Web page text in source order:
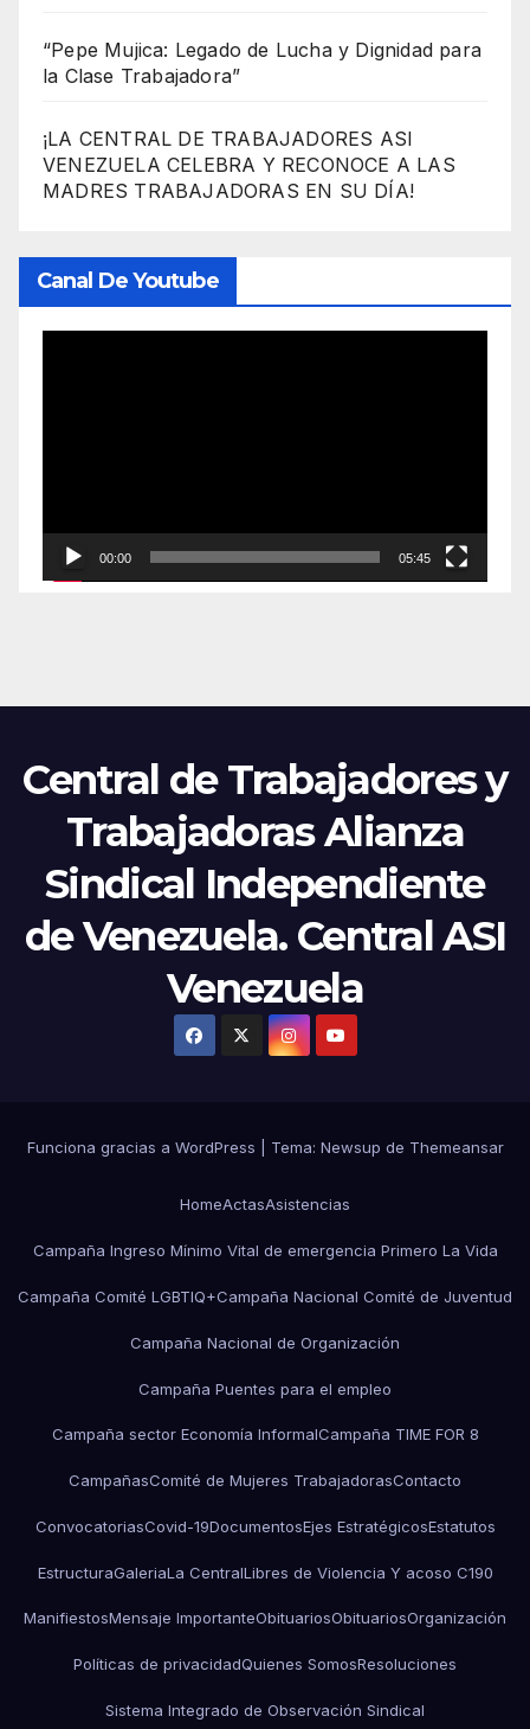
“Pepe Mujica: Legado de Lucha y Dignidad para
la Clase Trabajadora”
¡LA CENTRAL DE TRABAJADORES ASI
VENEZUELA CELEBRA Y RECONOCE A LAS
MADRES TRABAJADORAS EN SU DÍA!
Canal De Youtube
00:00 05:45
Central de Trabajadores y
Trabajadoras Alianza
Sindical Independiente
de Venezuela. Central ASI
Venezuela
Funciona gracias a WordPress Tema: Newsup de Themeansar
HomeActasAsistencias
Campaña Ingreso Mínimo Vital de emergencia Primero La Vida
Campaña Comité LGBTIQ+Campaña Nacional Comité de Juventud
Campaña Nacional de Organización
Campaña Puentes para el empleo
Campaña sector Economía InformalCampaña TIME FOR 8
CampañasComité de Mujeres TrabajadorasContacto
ConvocatoriasCovid-19DocumentosEjes EstratégicosEstatutos
EstructuraGaleriaLa CentralLibres de Violencia Y acoso C190
ManifiestosMensaje ImportanteObituariosObituariosOrganización
Políticas de privacidadQuienes SomosResoluciones
Sistema Integrado de Observación Sindical